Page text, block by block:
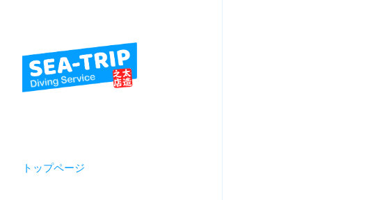
トップページ